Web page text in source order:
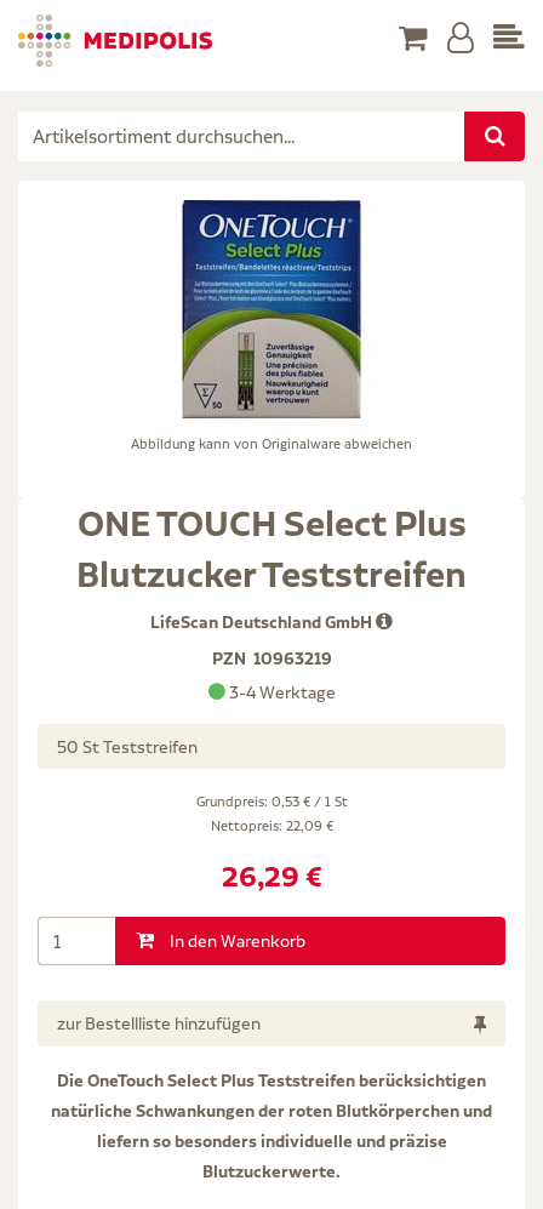
Abbildung kann von Originalware abweichen
ONE TOUCH Select Plus
Blutzucker Teststreifen
LifeScan Deutschland GmbH
PZN 10963219
3-4 Werktage
50 St Teststreifen
Grundpreis: 0,53 € / 1 St
Nettopreis: 22,09 €
26,29 €
In den Warenkorb
zur Bestellliste hinzufügen
Die OneTouch Select Plus Teststreifen berücksichtigen
natürliche Schwankungen der roten Blutkörperchen und
liefern so besonders individuelle und präzise
Blutzuckerwerte.